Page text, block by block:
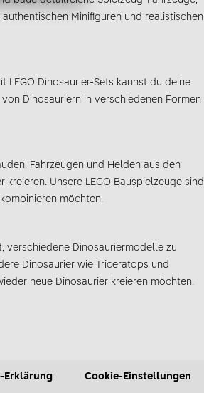
Minifiguren und realistischen
Dinosaurier-Sets kannst du deine
Dinosauriern in verschiedenen Formen
Fahrzeugen und Helden aus den
Unsere LEGO Bauspielzeuge sind
möchten.
verschiedene Dinosauriermodelle zu
Dinosaurier wie Triceratops und
neue Dinosaurier kreieren möchten.
Erklärung Cookie-Einstellungen